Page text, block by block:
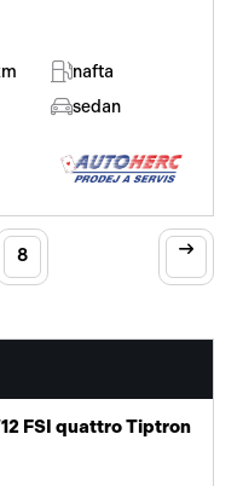
nafta
sedan
8
FSI quattro Tiptron